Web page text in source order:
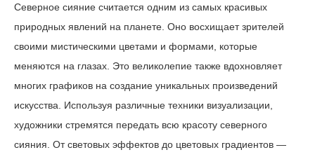
Северное сияние считается одним из самых красивых
природных явлений на планете. Оно восхищает зрителей
своими мистическими цветами и формами, которые
меняются на глазах. Это великолепие также вдохновляет
многих графиков на создание уникальных произведений
искусства. Используя различные техники визуализации,
художники стремятся передать всю красоту северного
сияния. От световых эффектов до цветовых градиентов —